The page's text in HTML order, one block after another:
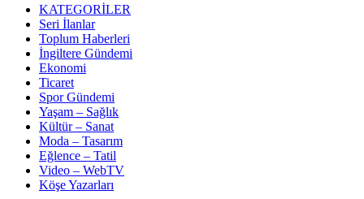
KATEGORİLER
Seri İlanlar
Toplum Haberleri
İngiltere Gündemi
Ekonomi
Ticaret
Spor Gündemi
Yaşam – Sağlık
Kültür – Sanat
Moda – Tasarım
Eğlence – Tatil
Video – WebTV
Köşe Yazarları